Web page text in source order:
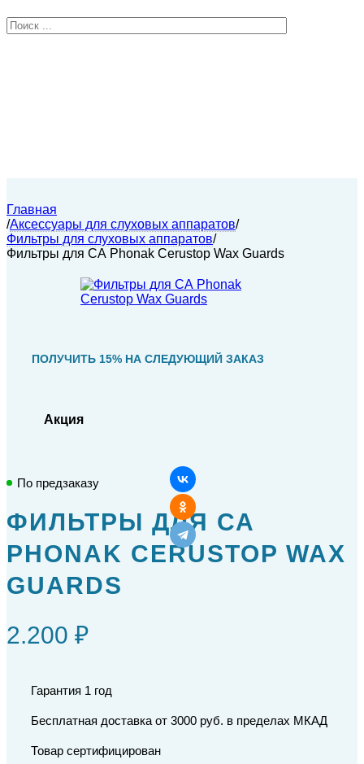
Главная
/Аксессуары для слуховых аппаратов/
Фильтры для слуховых аппаратов/
Фильтры для СА Phonak Cerustop Wax Guards
ПОЛУЧИТЬ 15% НА СЛЕДУЮЩИЙ ЗАКАЗ
Акция
По предзаказу
ФИЛЬТРЫ ДЛЯ СА
PHONAK CERUSTOP WAX
GUARDS
2.200 ₽
Гарантия 1 год
Бесплатная доставка от 3000 руб. в пределах МКАД
Товар сертифицирован